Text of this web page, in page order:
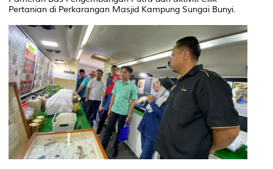
Pertanian di Perkarangan Masjid Kampung Sungai Bunyi.